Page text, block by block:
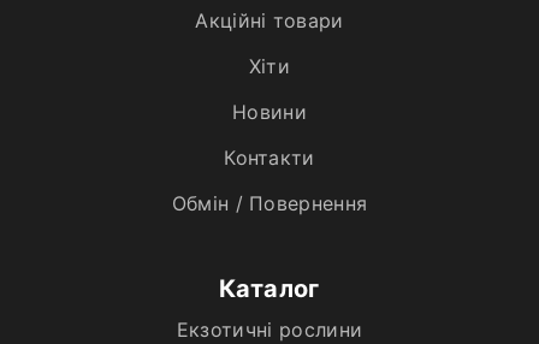
Акційні товари
Хiти
Новини
Контакти
Обмін / Повернення
Каталог
Екзотичні рослини